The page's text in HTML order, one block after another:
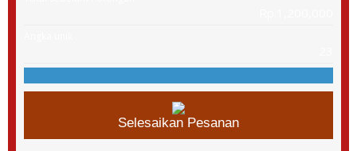
Selesaikan Pesanan